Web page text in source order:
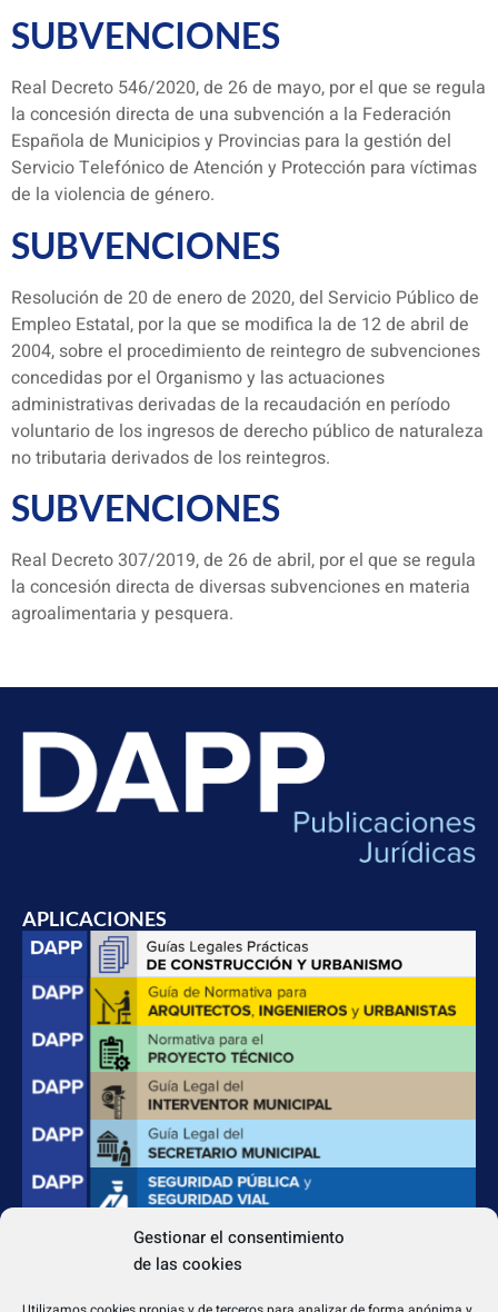
Gestionar el consentimiento
de las cookies
SUBVENCIONES
Real Decreto 546/2020, de 26 de mayo, por el que se regula
la concesión directa de una subvención a la Federación
Española de Municipios y Provincias para la gestión del
Servicio Telefónico de Atención y Protección para víctimas
de la violencia de género.
SUBVENCIONES
Resolución de 20 de enero de 2020, del Servicio Público de
Empleo Estatal, por la que se modifica la de 12 de abril de
2004, sobre el procedimiento de reintegro de subvenciones
concedidas por el Organismo y las actuaciones
administrativas derivadas de la recaudación en período
voluntario de los ingresos de derecho público de naturaleza
no tributaria derivados de los reintegros.
SUBVENCIONES
Real Decreto 307/2019, de 26 de abril, por el que se regula
la concesión directa de diversas subvenciones en materia
agroalimentaria y pesquera.
APLICACIONES